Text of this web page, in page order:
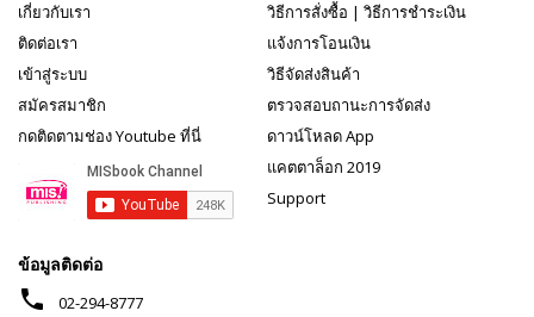
เกี่ยวกับเรา
ติดต่อเรา
เข้าสู่ระบบ
สมัครสมาชิก
กดติดตามช่อง Youtube ที่นี่
วิธีการสั่งซื้อ | วิธีการชำระเงิน
แจ้งการโอนเงิน
วิธีจัดส่งสินค้า
ตรวจสอบถานะการจัดส่ง
ดาวน์โหลด App
แคตตาล็อก 2019
Support
ข้อมูลติดต่อ
phone 02-294-8777